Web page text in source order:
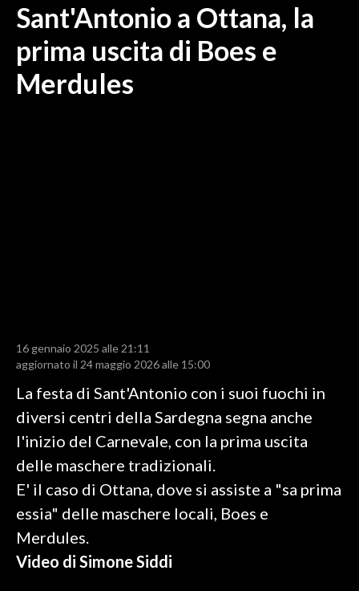
ITALIA
MONDO
RISULTATI E CLASSIFICHE
CALCIO REGIONALE
BASKET
VOLLEY
MOTORI
TENNIS
ALTRI SPORT
CULTURA
Sant'Antonio a Ottana, la
prima uscita di Boes e
Merdules
16 gennaio 2025 alle 21:11
aggiornato il 24 maggio 2026 alle 15:00
La festa di Sant'Antonio con i suoi fuochi in
diversi centri della Sardegna segna anche
l'inizio del Carnevale, con la prima uscita
delle maschere tradizionali.
E' il caso di Ottana, dove si assiste a "sa prima
essia" delle maschere locali, Boes e
Merdules.
Video di Simone Siddi